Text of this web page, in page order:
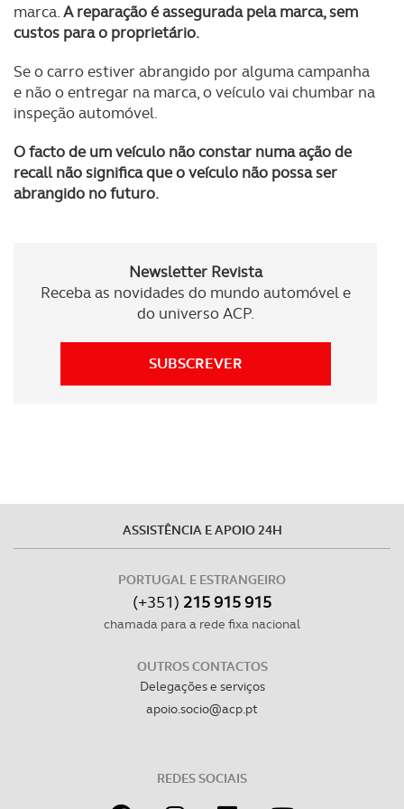
parceiros e organizações na UE e em países terceiros.
dados pessoais serão realizadas apenas com o seu
consentimento e quando tal se afigure estritamente
necessário no contexto dos serviços a prestar.
Realçamos que o bloqueio de certo tipo de Cookies e
tecnologias similares pode ter impacto na sua
experiência de navegação no Website e nos serviços
Consulte a política de cookies do site.
marca.A reparação é assegurada pela marca, sem
custos para o proprietário.
Se o carro estiver abrangido por alguma campanha
e não o entregar na marca, o veículo vai chumbar na
inspeção automóvel.
O facto de um veículo não constar numa ação de
recall não significa que o veículo não possa ser
abrangido no futuro.
Newsletter Revista
Receba as novidades do mundo automóvel e
do universo ACP.
SUBSCREVER
ASSISTÊNCIA E APOIO 24H
PORTUGAL E ESTRANGEIRO
(+351) 215 915 915
chamada para a rede fixa nacional
OUTROS CONTACTOS
Delegações e serviços
apoio.socio@acp.pt
REDES SOCIAIS